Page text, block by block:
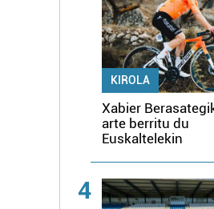
KIROLA
Xabier
arte berritu du
Euskaltelekin
4